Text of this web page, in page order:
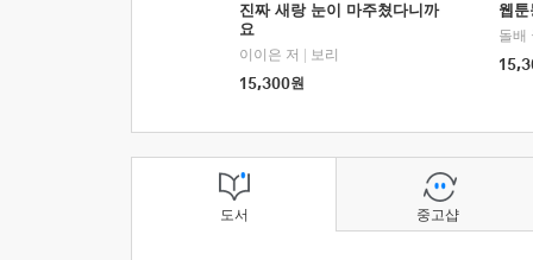
진짜 새랑 눈이 마주쳤다니까
요
이이은 저
보리
15,300원
웹
돌배
도서 중고샵